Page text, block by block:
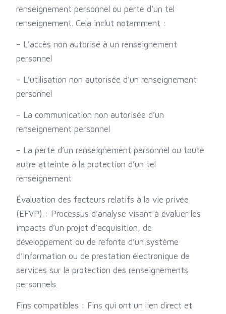
renseignement personnel ou perte d’un tel
renseignement. Cela inclut notamment :
– L’accès non autorisé à un renseignement
personnel
– L’utilisation non autorisée d’un renseignement
personnel
– La communication non autorisée d’un
renseignement personnel
– La perte d’un renseignement personnel ou toute
autre atteinte à la protection d’un tel
renseignement
Évaluation des facteurs relatifs à la vie privée
(EFVP) : Processus d’analyse visant à évaluer les
impacts d’un projet d’acquisition, de
développement ou de refonte d’un système
d’information ou de prestation électronique de
services sur la protection des renseignements
personnels.
Fins compatibles : Fins qui ont un lien direct et